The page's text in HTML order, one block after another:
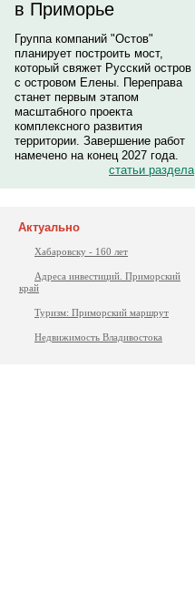
в Приморье
Группа компаний "Остов"
планирует построить мост,
который свяжет Русский остров
с островом Елены. Переправа
станет первым этапом
масштабного проекта
комплексного развития
территории. Завершение работ
намечено на конец 2027 года.
статьи раздела
Актуально
Хабаровску - 160 лет
Адреса инвестиций. Приморский
край
Туризм: Приморский маршрут
Недвижимость Владивостока